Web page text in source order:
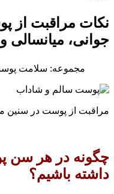
نکات مراقبت از
جوانی، میانسالی
مجموعه: سلامت
مراقبت از پوست در سنین
چگونه در هر سن
داشته باشیم؟